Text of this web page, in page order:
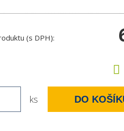
(s DPH):
ks DO